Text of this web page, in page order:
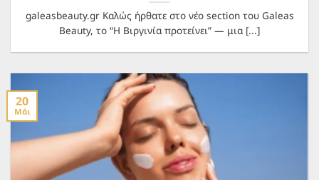
galeasbeauty.gr Καλώς ήρθατε στο νέο section του Galeas
Beauty, το “Η Βιργινία προτείνει” — μια [...]
20
Μάι